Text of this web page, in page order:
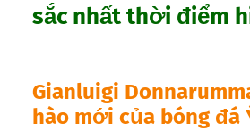
sắc nhất thời điểm
Gianluigi
hào mới của bóng đá